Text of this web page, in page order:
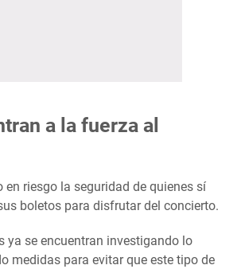
a la fuerza al
en riesgo la seguridad de quienes sí
boletos para disfrutar del concierto.
ya se encuentran investigando lo
medidas para evitar que este tipo de